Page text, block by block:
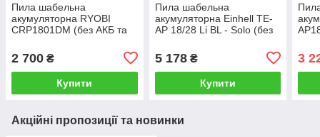
Пила шабельна
акумуляторна RYOBI
CRP1801DM (без АКБ та
2 700 ₴
Купити
Пила шабельна
акумуляторна Einhell TE-
AP 18/28 Li BL - Solo (без
пристрою)
5 178₴
Купити
3
Акційні пропозиції та новинки